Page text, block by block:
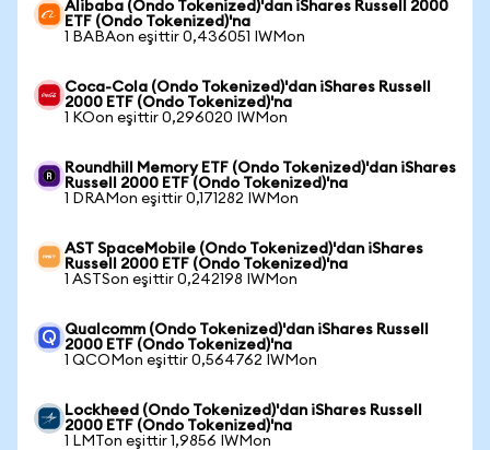
Alibaba (Ondo Tokenized)'dan iShares Russell 2000
ETF (Ondo Tokenized)'na
1 BABAon eşittir 0,436051 IWMon
Coca-Cola (Ondo Tokenized)'dan iShares Russell
2000 ETF (Ondo Tokenized)'na
1 KOon eşittir 0,296020 IWMon
Roundhill Memory ETF (Ondo Tokenized)'dan iShares
Russell 2000 ETF (Ondo Tokenized)'na
1 DRAMon eşittir 0,171282 IWMon
AST SpaceMobile (Ondo Tokenized)'dan iShares
Russell 2000 ETF (Ondo Tokenized)'na
1 ASTSon eşittir 0,242198 IWMon
Qualcomm (Ondo Tokenized)'dan iShares Russell
2000 ETF (Ondo Tokenized)'na
1 QCOMon eşittir 0,564762 IWMon
Lockheed (Ondo Tokenized)'dan iShares Russell
2000 ETF (Ondo Tokenized)'na
1 LMTon eşittir 1,9856 IWMon